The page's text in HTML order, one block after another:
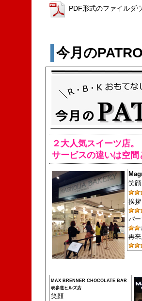
PDF形式のファイルダ
今月の
２大人気スイーツ店。
サービスの違いは空
笑顔
挨拶
パ
再
MAX BRENNER CHOCOLATE BAR
表参道ヒルズ店
笑顔